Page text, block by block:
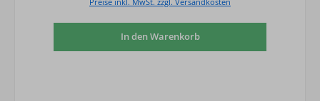
In den Warenkorb